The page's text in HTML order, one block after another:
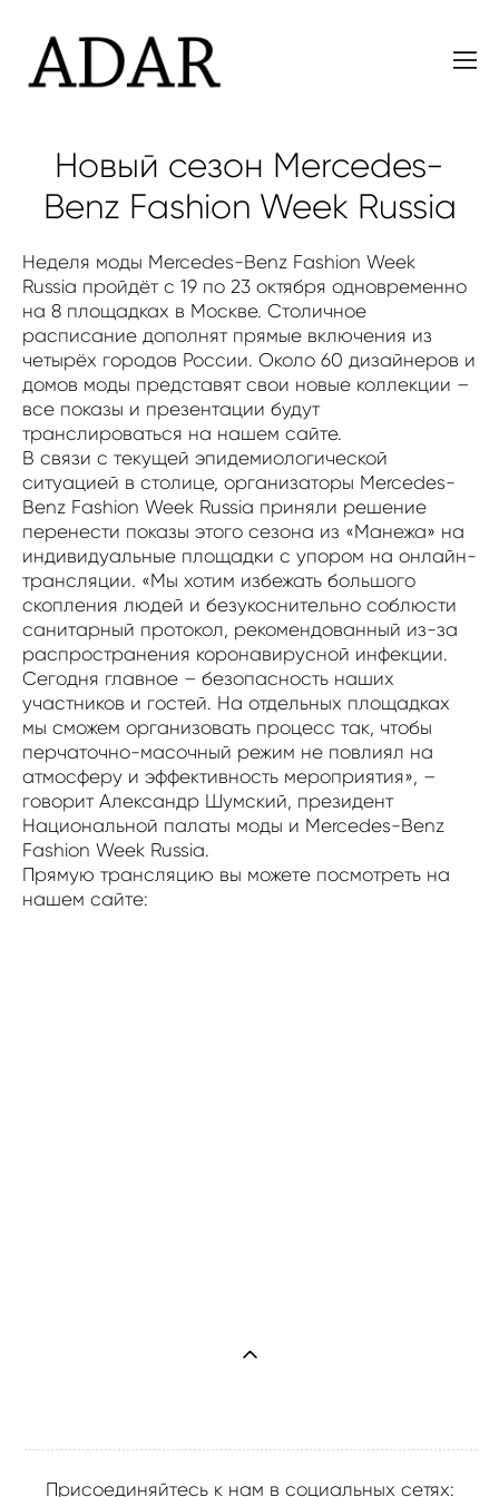
Новый сезон Mercedes-
Benz Fashion Week Russia
Неделя моды Mercedes-Benz Fashion Week
Russia пройдёт с 19 по 23 октября одновременно
на 8 площадках в Москве. Столичное
расписание дополнят прямые включения из
четырёх городов России. Около 60 дизайнеров и
домов моды представят свои новые коллекции –
все показы и презентации будут
транслироваться на нашем сайте.
В связи с текущей эпидемиологической
ситуацией в столице, организаторы Mercedes-
Benz Fashion Week Russia приняли решение
перенести показы этого сезона из «Манежа» на
индивидуальные площадки с упором на онлайн-
трансляции. «Мы хотим избежать большого
скопления людей и безукоснительно соблюсти
санитарный протокол, рекомендованный из-за
распространения коронавирусной инфекции.
Сегодня главное – безопасность наших
участников и гостей. На отдельных площадках
мы сможем организовать процесс так, чтобы
перчаточно-масочный режим не повлиял на
атмосферу и эффективность мероприятия», –
говорит Александр Шумский, президент
Национальной палаты моды и Mercedes-Benz
Fashion Week Russia.
Прямую трансляцию вы можете посмотреть на
нашем сайте:
Присоединяйтесь к нам в социальных сетях: